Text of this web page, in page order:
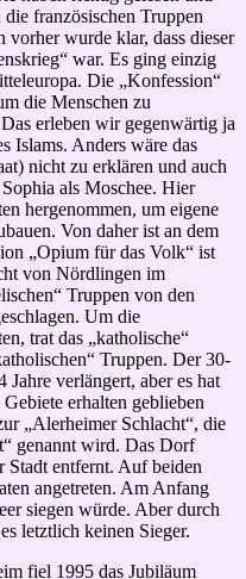
französischen Truppen
vorher wurde klar, dass dieser
war. Es ging einzig
Die „Konfession“
die Menschen zu
erleben wir gegenwärtig ja
Islams. Anders wäre das
nicht zu erklären und auch
als Moschee. Hier
hergenommen, um eigene
Von daher ist an dem
„Opium für das Volk“ ist
von Nördlingen im
Truppen von den
Um die
trat das „katholische“
Truppen. Der 30-
verlängert, aber es hat
erhalten geblieben
„Alerheimer Schlacht“, die
genannt wird. Das Dorf
entfernt. Auf beiden
angetreten. Am Anfang
siegen würde. Aber durch
letztlich keinen Sieger.
fiel 1995 das Jubiläum